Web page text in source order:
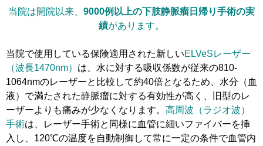
当院は開院以来、 9000例以上の下肢静脈瘤日帰り手術の実
績があります。
当院で使用している保険適用された新しいELVeSレーザー
（波長1470nm） は、水に対する吸収係数が従来の810-
1064nmのレーザーと比較して約40倍となるため、水分（血
液）で満たされた静脈瘤に対する有効性が高く、旧型のレ
ーザーよりも痛みが少なくなります。 高周波（ラジオ波）
手術は 、レーザー手術と同様に血管に細いファイバーを挿
入し、120℃の温度を自動制御して常に一定の条件で血管内